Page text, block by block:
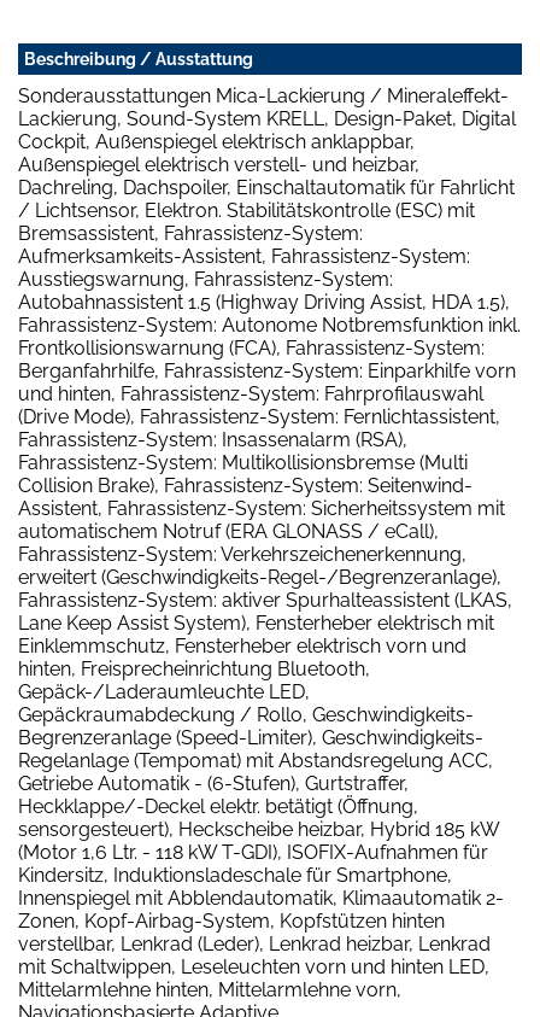
Beschreibung / Ausstattung
Sonderausstattungen Mica-Lackierung / Mineraleffekt-
Lackierung, Sound-System KRELL, Design-Paket, Digital
Cockpit, Außenspiegel elektrisch anklappbar,
Außenspiegel elektrisch verstell- und heizbar,
Dachreling, Dachspoiler, Einschaltautomatik für Fahrlicht
/ Lichtsensor, Elektron. Stabilitätskontrolle (ESC) mit
Bremsassistent, Fahrassistenz-System:
Aufmerksamkeits-Assistent, Fahrassistenz-System:
Ausstiegswarnung, Fahrassistenz-System:
Autobahnassistent 1.5 (Highway Driving Assist, HDA 1.5),
Fahrassistenz-System: Autonome Notbremsfunktion inkl.
Frontkollisionswarnung (FCA), Fahrassistenz-System:
Berganfahrhilfe, Fahrassistenz-System: Einparkhilfe vorn
und hinten, Fahrassistenz-System: Fahrprofilauswahl
(Drive Mode), Fahrassistenz-System: Fernlichtassistent,
Fahrassistenz-System: Insassenalarm (RSA),
Fahrassistenz-System: Multikollisionsbremse (Multi
Collision Brake), Fahrassistenz-System: Seitenwind-
Assistent, Fahrassistenz-System: Sicherheitssystem mit
automatischem Notruf (ERA GLONASS / eCall),
Fahrassistenz-System: Verkehrszeichenerkennung,
erweitert (Geschwindigkeits-Regel-/Begrenzeranlage),
Fahrassistenz-System: aktiver Spurhalteassistent (LKAS,
Lane Keep Assist System), Fensterheber elektrisch mit
Einklemmschutz, Fensterheber elektrisch vorn und
hinten, Freisprecheinrichtung Bluetooth,
Gepäck-/Laderaumleuchte LED,
Gepäckraumabdeckung / Rollo, Geschwindigkeits-
Begrenzeranlage (Speed-Limiter), Geschwindigkeits-
Regelanlage (Tempomat) mit Abstandsregelung ACC,
Getriebe Automatik - (6-Stufen), Gurtstraffer,
Heckklappe/-Deckel elektr. betätigt (Öffnung,
sensorgesteuert), Heckscheibe heizbar, Hybrid 185 kW
(Motor 1,6 Ltr. - 118 kW T-GDI), ISOFIX-Aufnahmen für
Kindersitz, Induktionsladeschale für Smartphone,
Innenspiegel mit Abblendautomatik, Klimaautomatik 2-
Zonen, Kopf-Airbag-System, Kopfstützen hinten
verstellbar, Lenkrad (Leder), Lenkrad heizbar, Lenkrad
mit Schaltwippen, Leseleuchten vorn und hinten LED,
Mittelarmlehne hinten, Mittelarmlehne vorn,